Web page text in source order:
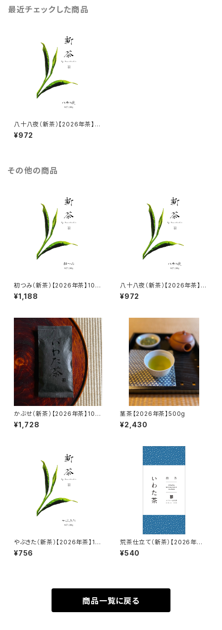
最近チェックした商品
八十八夜（新茶）【2026年茶】10
0g
¥972
その他の商品
初つみ（新茶）【2026年茶】100
g
¥1,188
八十八夜（新茶）【2026年茶】10
0g
¥972
かぶせ（新茶）【2026年茶】100
g
¥1,728
茎茶【2026年茶】500g
¥2,430
やぶきた（新茶）【2026年茶】10
0g
¥756
荒茶仕立て（新茶）【2026年茶】
100g
¥540
商品一覧に戻る